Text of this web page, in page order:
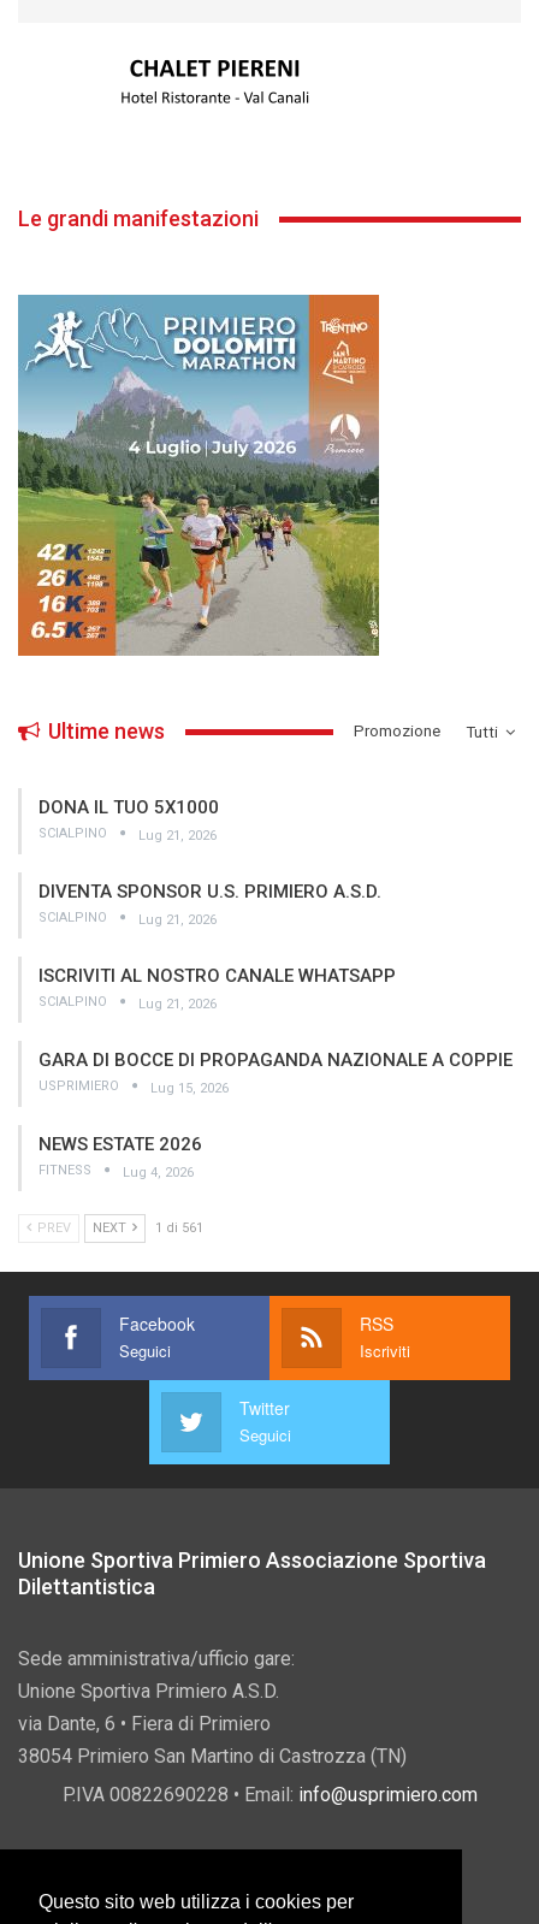
Le grandi manifestazioni
Tutti
Ultime news ­Promozione
DONA IL TUO 5X1000
SCIALPINO Lug 21, 2026
DIVENTA SPONSOR U.S. PRIMIERO A.S.D.
SCIALPINO Lug 21, 2026
ISCRIVITI AL NOSTRO CANALE WHATSAPP
SCIALPINO Lug 21, 2026
GARA DI BOCCE DI PROPAGANDA NAZIONALE A COPPIE
USPRIMIERO Lug 15, 2026
NEWS ESTATE 2026
FITNESS Lug 4, 2026
PREV NEXT 1 di 561
Facebook
Seguici
RSS
Iscriviti
Twitter
Seguici
Unione Sportiva Primiero Associazione Sportiva
Dilettantistica
Sede amministrativa/ufficio gare:
Unione Sportiva Primiero A.S.D.
via Dante, 6 • Fiera di Primiero
38054 Primiero San Martino di Castrozza (TN)
P.IVA 00822690228 • Email: info@usprimiero.com
Questo sito web utilizza i cookies per